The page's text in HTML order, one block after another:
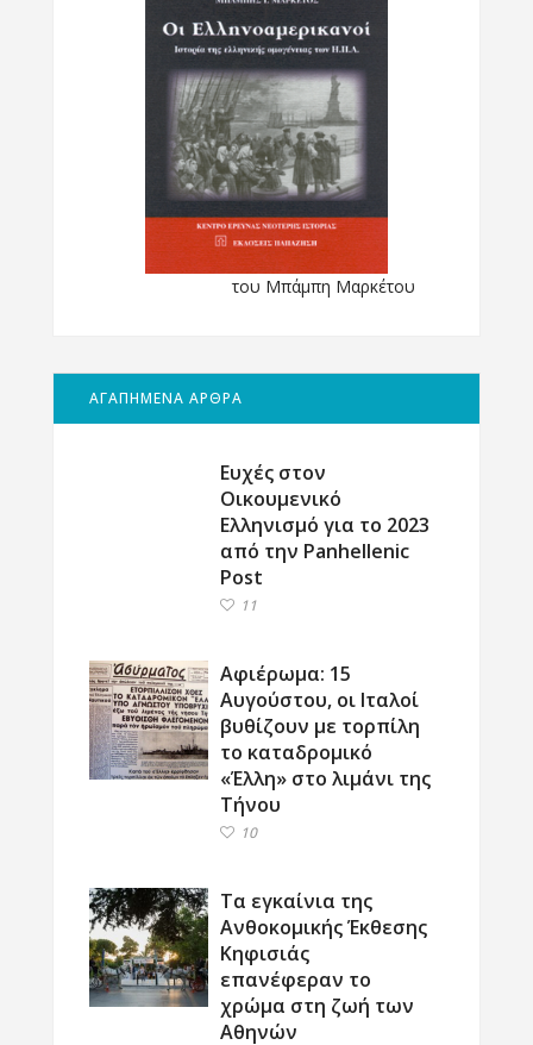
του Μπάμπη Μαρκέτου
ΑΓΑΠΗΜΕΝΑ ΑΡΘΡΑ
Ευχές στον
Οικουμενικό
Ελληνισμό για το 2023
από την Panhellenic
Post
11
Αφιέρωμα: 15
Αυγούστου, οι Ιταλοί
βυθίζουν με τορπίλη
το καταδρομικό
«Έλλη» στο λιμάνι της
Τήνου
10
Τα εγκαίνια της
Ανθοκομικής Έκθεσης
Κηφισιάς
επανέφεραν το
χρώμα στη ζωή των
Αθηνών